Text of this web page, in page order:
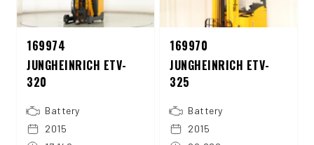
169974
JUNGHEINRICH ETV-
320
Battery
2015
169970
JUNGHEINRICH ETV-
325
Battery
2015